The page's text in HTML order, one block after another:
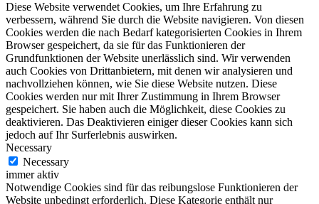
Diese Website verwendet Cookies, um Ihre Erfahrung zu
verbessern, während Sie durch die Website navigieren. Von diesen
Cookies werden die nach Bedarf kategorisierten Cookies in Ihrem
Browser gespeichert, da sie für das Funktionieren der
Grundfunktionen der Website unerlässlich sind. Wir verwenden
auch Cookies von Drittanbietern, mit denen wir analysieren und
nachvollziehen können, wie Sie diese Website nutzen. Diese
Cookies werden nur mit Ihrer Zustimmung in Ihrem Browser
gespeichert. Sie haben auch die Möglichkeit, diese Cookies zu
deaktivieren. Das Deaktivieren einiger dieser Cookies kann sich
jedoch auf Ihr Surferlebnis auswirken.
Necessary
Necessary
immer aktiv
Notwendige Cookies sind für das reibungslose Funktionieren der
Website unbedingt erforderlich. Diese Kategorie enthält nur